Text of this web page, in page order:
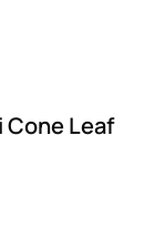
Cone Leaf